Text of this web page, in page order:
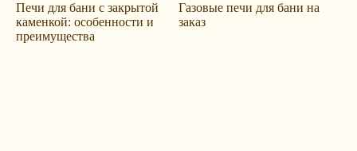
Печи для бани с закрытой
каменкой: особенности и
преимущества
Газовые печи для бани на
заказ